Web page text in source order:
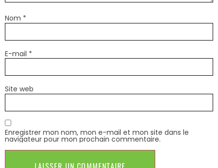
Nom *
E-mail *
Site web
Enregistrer mon nom, mon e-mail et mon site dans le
navigateur pour mon prochain commentaire.